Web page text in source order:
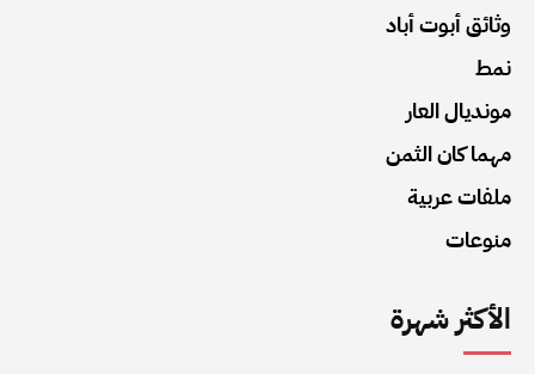
وثائق أبوت أباد
نمط
مونديال العار
مهما كان الثمن
ملفات عربية
منوعات
الأكثر شهرة